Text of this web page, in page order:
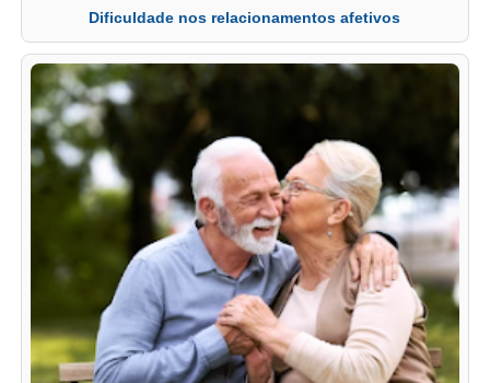
Dificuldade nos relacionamentos afetivos